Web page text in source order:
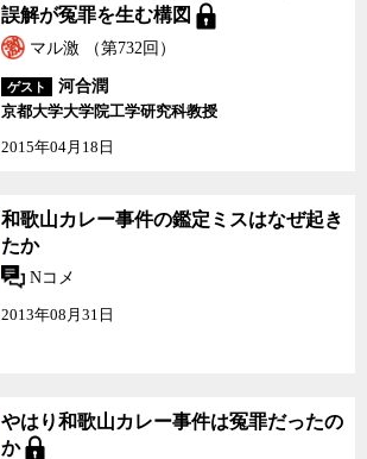
誤解が冤罪を生む構図
マル激 （第732回）
ゲスト
河合潤
京都大学大学院工学研究科教授
2015年04月18日
和歌山カレー事件の鑑定ミスはなぜ起き
たか
Nコメ
2013年08月31日
やはり和歌山カレー事件は冤罪だったの
か